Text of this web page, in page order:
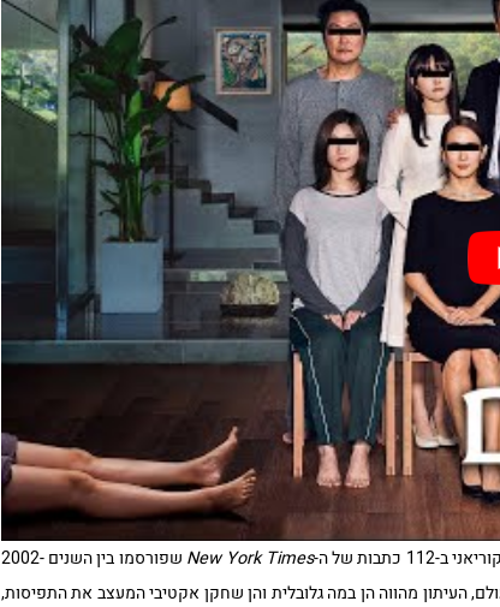
של ה- New York Times
שפורסמו בין השנים 2002-
דיגיטליים ברחבי העולם, העיתון מהווה הן במה גלובלית והן שחקן אקטיבי המעצב את התפיסות,